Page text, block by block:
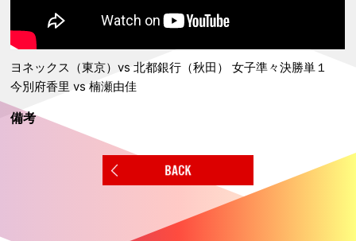
ヨネックス（東京）vs 北都銀行（秋田） 女子準々決勝単１
今別府香里 vs 楠瀬由佳
備考